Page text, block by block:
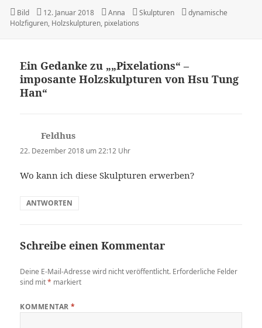
Format
Bild
Veröffentlicht
am
12. Januar 2018 Autor
Anna Kategorien
Skulpturen Schlagwörter
dynamische
Holzfiguren, Holzskulpturen, pixelations
Ein Gedanke zu „„Pixelations“ –
imposante Holzskulpturen von Hsu Tung
Han“
Feldhus
22. Dezember 2018 um 22:12 Uhr
Wo kann ich diese Skulpturen erwerben?
ANTWORTEN
Schreibe einen Kommentar
Deine E-Mail-Adresse wird nicht veröffentlicht. Erforderliche Felder
sind mit* markiert
KOMMENTAR*